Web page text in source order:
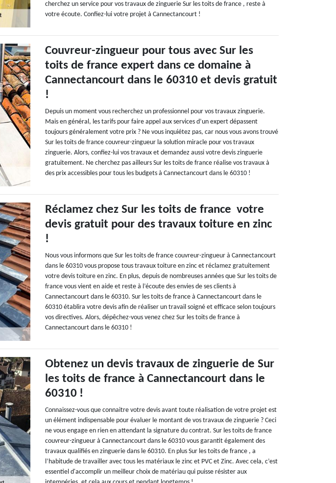
cherchez un service pour vos travaux de zinguerie Sur les toits de france , reste à
votre écoute. Confiez-lui votre projet à Cannectancourt !
Couvreur-zingueur pour tous avec Sur les
toits de france expert dans ce domaine à
Cannectancourt dans le 60310 et devis gratuit
!
Depuis un moment vous recherchez un professionnel pour vos travaux zinguerie.
Mais en général, les tarifs pour faire appel aux services d’un expert dépassent
toujours généralement votre prix ? Ne vous inquiétez pas, car nous vous avons trouvé
Sur les toits de france couvreur-zingueur la solution miracle pour vos travaux
zinguerie. Alors, confiez-lui vos travaux et demandez aussi votre devis zinguerie
gratuitement. Ne cherchez pas ailleurs Sur les toits de france réalise vos travaux à
des prix accessibles pour tous les budgets à Cannectancourt dans le 60310 !
Réclamez chez Sur les toits de france votre
devis gratuit pour des travaux toiture en zinc
!
Nous vous informons que Sur les toits de france couvreur-zingueur à Cannectancourt
dans le 60310 vous propose tous travaux toiture en zinc et réclamez gratuitement
votre devis toiture en zinc. En plus, depuis de nombreuses années que Sur les toits de
france vous vient en aide et reste à l’écoute des envies de ses clients à
Cannectancourt dans le 60310. Sur les toits de france à Cannectancourt dans le
60310 établira votre devis afin de réaliser un travail soigné et efficace selon toujours
vos directives. Alors, dépêchez-vous venez chez Sur les toits de france à
Cannectancourt dans le 60310 !
Obtenez un devis travaux de zinguerie de Sur
les toits de france à Cannectancourt dans le
60310 !
Connaissez-vous que connaitre votre devis avant toute réalisation de votre projet est
un élément indispensable pour évaluer le montant de vos travaux de zinguerie ? Ceci
ne vous engage en rien en attendant la signature du contrat. Sur les toits de france
couvreur-zingueur à Cannectancourt dans le 60310 vous garantit également des
travaux qualifiés en zinguerie dans le 60310. En plus Sur les toits de france , a
l’habitude de travailler avec tous les matériaux le zinc et PVC et Zinc. Avec cela, c’est
essentiel d'accomplir un meilleur choix de matériau qui puisse résister aux